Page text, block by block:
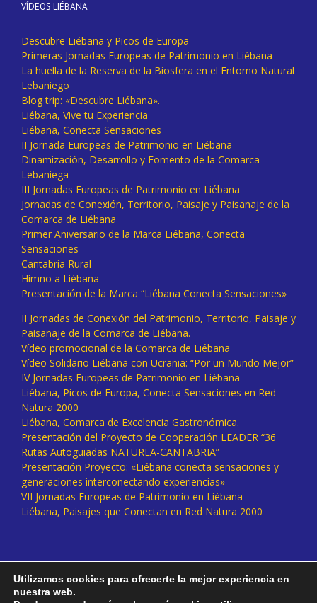
VÍDEOS LIÉBANA
Descubre Liébana y Picos de Europa
Primeras Jornadas Europeas de Patrimonio en Liébana
La huella de la Reserva de la Biosfera en el Entorno Natural
Lebaniego
Blog trip: «Descubre Liébana».
Liébana, Vive tu Experiencia
Liébana, Conecta Sensaciones
II Jornada Europeas de Patrimonio en Liébana
Dinamización, Desarrollo y Fomento de la Comarca
Lebaniega
III Jornadas Europeas de Patrimonio en Liébana
Jornadas de Conexión, Territorio, Paisaje y Paisanaje de la
Comarca de Liébana
Primer Aniversario de la Marca Liébana, Conecta
Sensaciones
Cantabria Rural
Himno a Liébana
Presentación de la Marca “Liébana Conecta Sensaciones»
II Jornadas de Conexión del Patrimonio, Territorio, Paisaje y
Paisanaje de la Comarca de Liébana.
Vídeo promocional de la Comarca de Liébana
Vídeo Solidario Liébana con Ucrania: “Por un Mundo Mejor”
IV Jornadas Europeas de Patrimonio en Liébana
Liébana, Picos de Europa, Conecta Sensaciones en Red
Natura 2000
Liébana, Comarca de Excelencia Gastronómica.
Presentación del Proyecto de Cooperación LEADER “36
Rutas Autoguiadas NATUREA-CANTABRIA”
Presentación Proyecto: «Liébana conecta sensaciones y
generaciones interconectando experiencias»
VII Jornadas Europeas de Patrimonio en Liébana
Liébana, Paisajes que Conectan en Red Natura 2000
Utilizamos cookies para ofrecerte la mejor experiencia en
nuestra web.